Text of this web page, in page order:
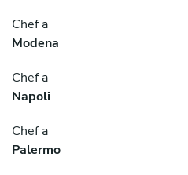
Chef a
Modena
Chef a
Napoli
Chef a
Palermo